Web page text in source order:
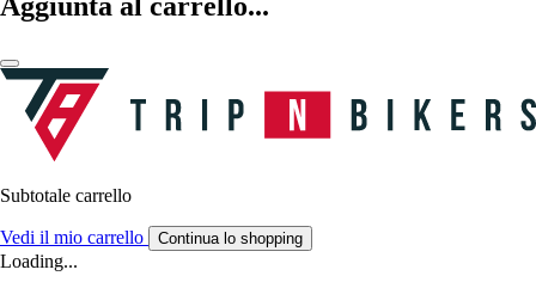
Subtotale carrello
Vedi il mio carrello Continua lo shopping
Loading...